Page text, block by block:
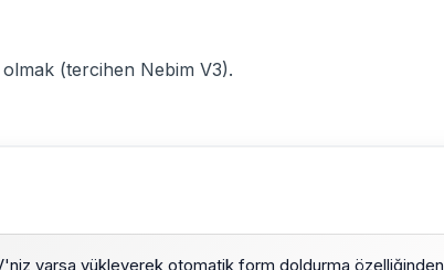
olmak (tercihen Nebim V3).
varsa yükleyerek otomatik form doldurma özelliğinden